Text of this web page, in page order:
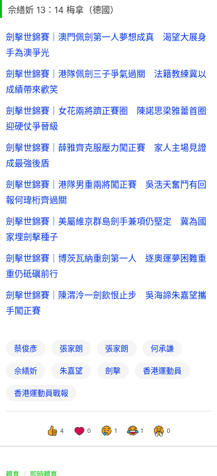
佘繕妡 13：14 梅拿（德國）
劍擊世錦賽｜澳門佩劍第一人夢想成真 渴望大展身
手為澳爭光
劍擊世錦賽｜港隊佩劍三子爭氣過關 法籍教練冀以
成績帶來歡笑
劍擊世錦賽｜女花兩將躋正賽圈 陳諾思梁雅蕾首圈
迎硬仗爭晉級
劍擊世錦賽｜薛雅齊克服壓力闖正賽 家人主場見證
成最強後盾
劍擊世錦賽｜港隊男重兩將闖正賽 吳浩天奮鬥有回
報何瑋桁齊過關
劍擊世錦賽｜美屬維京群島劍手兼項仍堅定 冀為國
家埋劍擊種子
劍擊世錦賽｜博茨瓦納重劍第一人 逐奧運夢困難重
重仍砥礪前行
劍擊世錦賽｜陳渭泠一劍飲恨止步 吳海諦朱嘉望攜
手闖正賽
蔡俊彥 張家朗 張家朗 何承謙
佘繕妡 朱嘉望 劍擊 香港運動員
香港運動員戰報
4 0 1 1 0
體育 即時體育